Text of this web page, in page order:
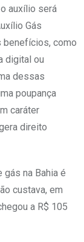
auxílio será
Gás
benefícios, como
digital ou
dessas
poupança
caráter
direito
na Bahia é
custava, em
a R$ 105